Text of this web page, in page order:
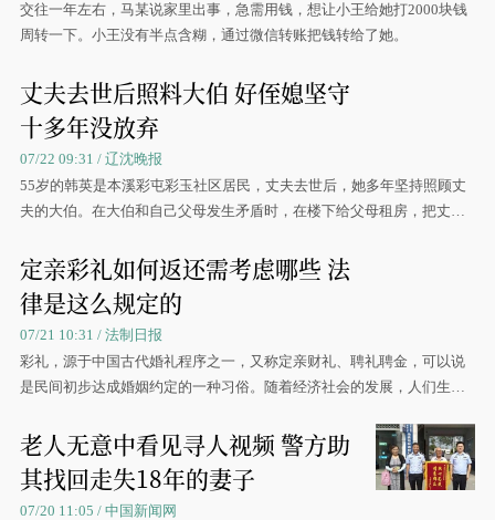
交往一年左右，马某说家里出事，急需用钱，想让小王给她打2000块钱
周转一下。小王没有半点含糊，通过微信转账把钱转给了她。
丈夫去世后照料大伯 好侄媳坚守
十多年没放弃
07/22 09:31 / 辽沈晚报
55岁的韩英是本溪彩屯彩玉社区居民，丈夫去世后，她多年坚持照顾丈
夫的大伯。在大伯和自己父母发生矛盾时，在楼下给父母租房，把丈夫
定亲彩礼如何返还需考虑哪些 法
律是这么规定的
07/21 10:31 / 法制日报
彩礼，源于中国古代婚礼程序之一，又称定亲财礼、聘礼聘金，可以说
是民间初步达成婚姻约定的一种习俗。随着经济社会的发展，人们生活
老人无意中看见寻人视频 警方助
其找回走失18年的妻子
07/20 11:05 / 中国新闻网